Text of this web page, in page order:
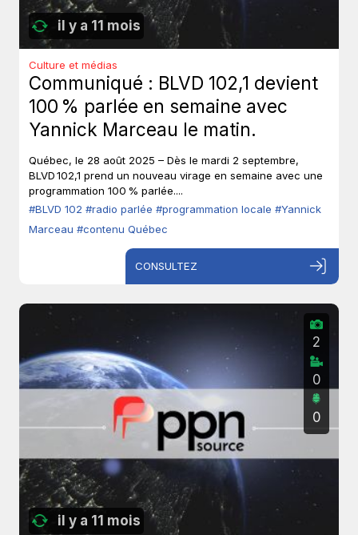
il y a 11 mois
Culture et médias
Communiqué : BLVD 102,1 devient
100 % parlée en semaine avec
Yannick Marceau le matin.
Québec, le 28 août 2025 – Dès le mardi 2 septembre,
BLVD 102,1 prend un nouveau virage en semaine avec une
programmation 100 % parlée....
#BLVD 102 #radio parlée #programmation locale #Yannick
Marceau #contenu Québec
CONSULTEZ
il y a 11 mois
2
0
0